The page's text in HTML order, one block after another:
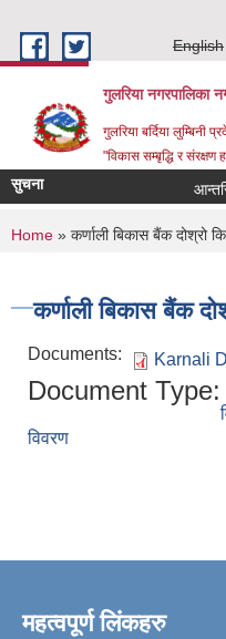
English
गुलरिया नगरपालिका
गुलरिया बर्दिया लुम्बिनी
"विकास सम्बृद्धि र संरक्षण
सुचना
You are here
Home » कर्णाली बिकास बैंक दोश्रो
कर्णाली बिकास बैंक
Documents: Karnali
Document Type:
विवरण
महत्वपूर्ण लिंकहरु